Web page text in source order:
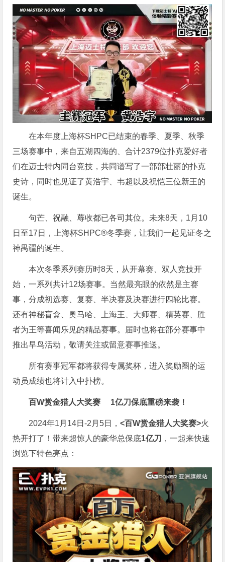
在本年度上海杯SHPC已结束的春季、夏季、秋季
三场赛事中，来自五湖四海的、合计2379位扑克爱好者
们在迈士特内同台竞技，共同谱写了一部部壮丽的扑克
史诗，同时也见证了黄浩宇、韦超以及祝恺三位新王的
诞生。
句芒、祝融、蓐收都已各司其位。未来8天，1月10
日至17日，上海杯SHPC®冬季赛，让我们一起见证冬之
神禺疆的诞生。
本次冬季系列赛历时8天，从开幕赛、双人竞技开
始，一系列共计12场赛事。当然最亮眼的依然是主赛
事，分成初选赛、复赛、半决赛及决赛进行四轮比赛。
还有神秘盲盒、奥马哈、上海王、大师赛、精英赛、胜
者为王等喜闻乐见的精品赛事。届时也将在部分赛事中
推出早鸟活动，敬请关注或留意赛事推送。
所有赛事冠军都将获得专属奖杯，进入奖励圈的运
动员成绩也将计入中扑榜。
百W赏金猎人大奖赛 1亿刀保底重磅来袭！
2024年1月14日-2月5日，<百W赏金猎人大奖赛>火
热开打了！带来超惊人的豪华总保底1亿刀 ，一起来快速
浏览下特色亮点：